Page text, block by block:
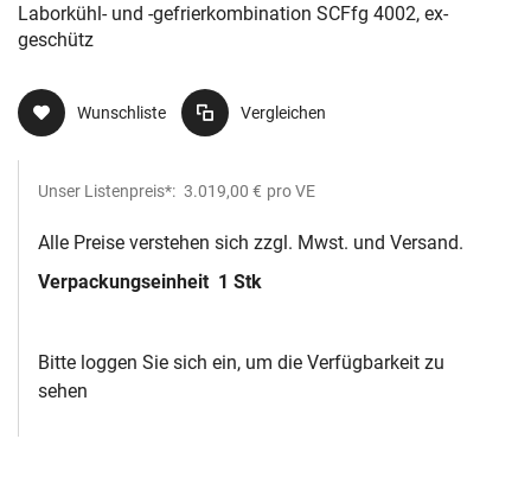
Laborkühl- und -gefrierkombination SCFfg 4002, ex-
geschütz
Wunschliste Vergleichen
Unser Listenpreis*: 3.019,00 € pro VE
Alle Preise verstehen sich zzgl. Mwst. und Versand.
Verpackungseinheit 1 Stk
Bitte loggen Sie sich ein, um die Verfügbarkeit zu
sehen